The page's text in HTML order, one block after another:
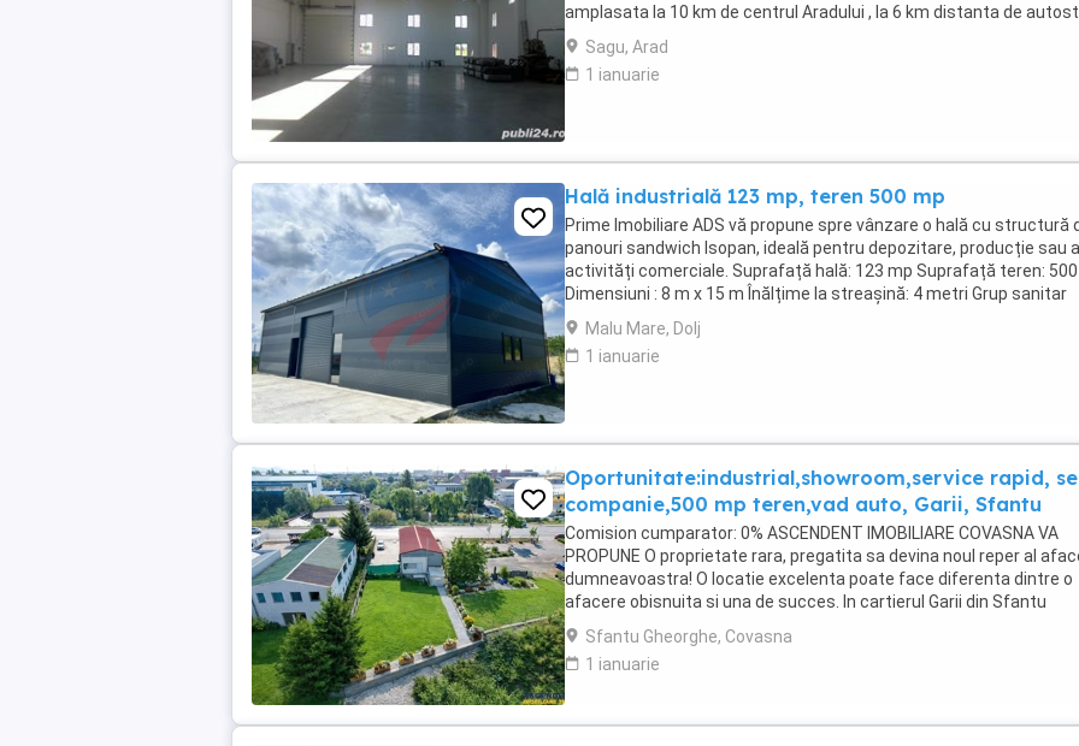
amplasata la 10 km de centrul Aradului , la 6 km distanta de
, iar la 600 mt. se afla ...
Sagu, Arad
1 ianuarie
Hală industrială 123 mp, teren 500 mp
Prime Imobiliare ADS vă propune spre vânzare o hală cu structură
panouri sandwich Isopan, ideală pentru depozitare, producție sau
activități comerciale. Suprafață hală: 123 mp Suprafață teren:
Dimensiuni : 8 m x 15 m Înălțime la streașină: 4 metri Grup sanitar
Racordată la curent electric Construcție ...
Malu Mare, Dolj
1 ianuarie
Oportunitate:industrial,showroom,service rapid,
companie,500 mp teren,vad auto, Garii, Sfantu
Comision cumparator: 0% ASCENDENT IMOBILIARE COVASNA VA
PROPUNE O proprietate rara, pregatita sa devina noul reper al
dumneavoastra! O locatie excelenta poate face diferenta dintre o
afacere obisnuita si una de succes. In cartierul Garii din Sfantu
Gheorghe va prezentam o proprietate versatila, ...
Sfantu Gheorghe, Covasna
1 ianuarie